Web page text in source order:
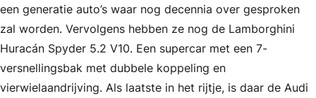
een generatie auto’s waar nog decennia over gesproken
zal worden. Vervolgens hebben ze nog de Lamborghini
Huracán Spyder 5.2 V10. Een supercar met een 7-
versnellingsbak met dubbele koppeling en
vierwielaandrijving. Als laatste in het rijtje, is daar de Audi